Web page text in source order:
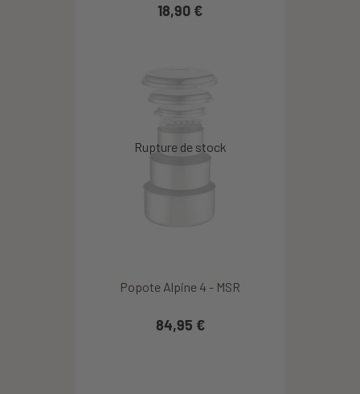
18,90 €
Popote Alpine 4 - MSR
84,95 €